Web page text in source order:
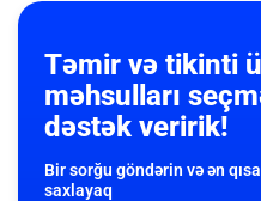
Təmir və tikinti
məhsulları
dəstək veririk!
Bir sorğu göndərin və ən
saxlayaq